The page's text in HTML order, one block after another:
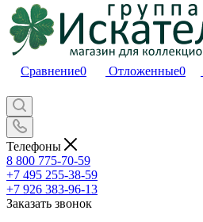
Сравнение0 Отложенные0
Телефоны
8 800 775-70-59
+7 495 255-38-59
+7 926 383-96-13
Заказать звонок